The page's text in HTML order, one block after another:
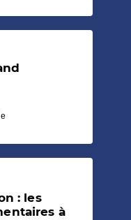
: les
à